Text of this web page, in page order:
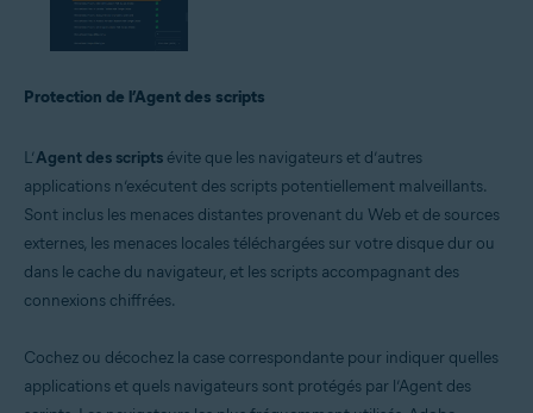
Protection de l’Agent des scripts
L’Agent des scripts évite que les navigateurs et d’autres
applications n’exécutent des scripts potentiellement malveillants.
Sont inclus les menaces distantes provenant du Web et de sources
externes, les menaces locales téléchargées sur votre disque dur ou
dans le cache du navigateur, et les scripts accompagnant des
connexions chiffrées.
Cochez ou décochez la case correspondante pour indiquer quelles
applications et quels navigateurs sont protégés par l’Agent des